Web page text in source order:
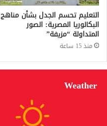
التعليم تحسم الجدل بشأن مناهج
البكالوريا المصرية: الصور
المتداولة “مزيفة”
منذ 15 ساعة
Weather